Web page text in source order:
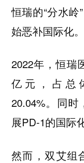
恒瑞的“分水
始恶补国际化。
2022年，恒瑞
亿元，占总
20.04%。同
展PD-1的国际
然而，双艾组